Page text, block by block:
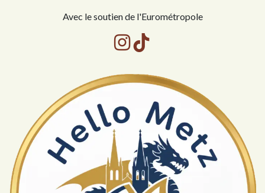
Avec le soutien de l'Eurométropole